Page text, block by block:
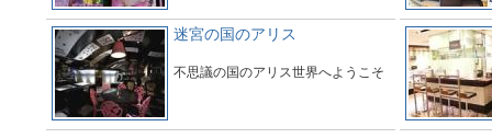
迷宮の国のアリス
不思議の国のアリス世界へようこそ